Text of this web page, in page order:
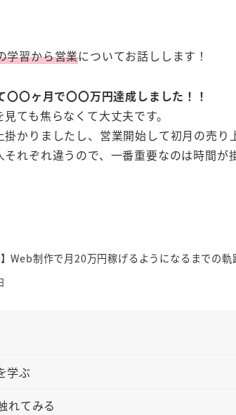
学習から営業についてお話しします！
〇ヶ月で〇〇万円達成しました！！
ても焦らなくて大丈夫です。
かりましたし、営業開始して初月の売り
れぞれ違うので、一番重要なのは時間が
】Web制作で月20万円稼げるようになるまでの軌
学ぶ
れてみる